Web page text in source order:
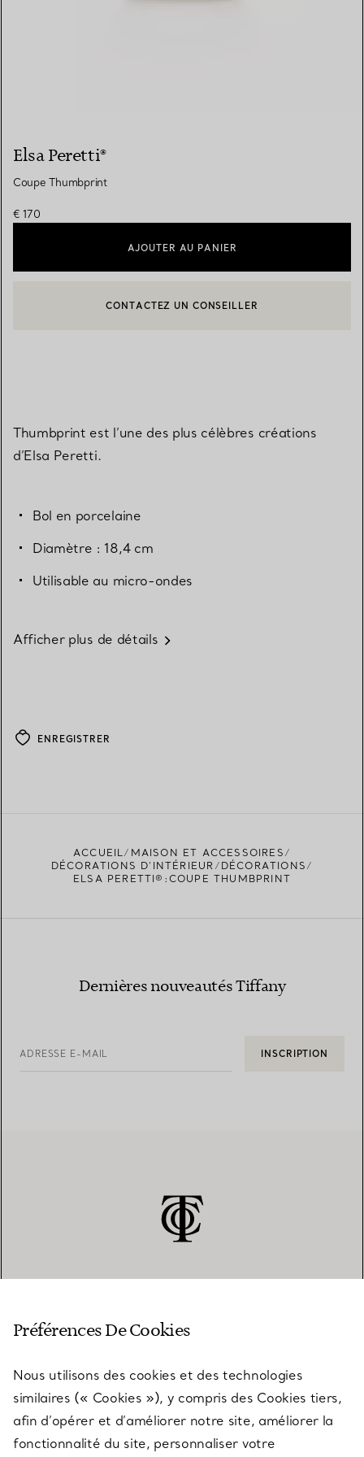
Elsa Peretti®
Coupe Thumbprint
€ 170
AJOUTER AU PANIER
CONTACTER UN CONSEILLER CLIENT OU PRENDRE RENDEZ-
CONTACTEZ UN CONSEILLER
Thumbprint est l’une des plus célèbres créations
d’Elsa Peretti.
Bol en porcelaine
Diamètre : 18,4 cm
Utilisable au micro-ondes
Afficher plus de détails
ENREGISTRER
ACCUEIL
MAISON ET ACCESSOIRES
DÉCORATIONS D'INTÉRIEUR
DÉCORATIONS
ELSA PERETTI®:COUPE THUMBPRINT
Dernières nouveautés Tiffany
ADRESSE E-MAIL INSCRIPTION
SERVICES
À PROPOS
Préférences De Cookies
Nous utilisons des cookies et des technologies
similaires (« Cookies »), y compris des Cookies tiers,
afin d’opérer et d’améliorer notre site, améliorer la
fonctionnalité du site, personnaliser votre